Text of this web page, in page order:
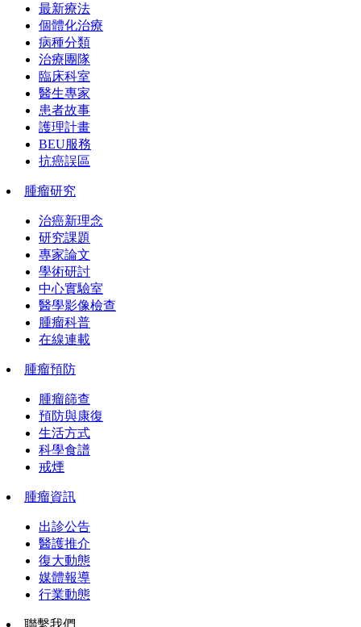
最新療法
個體化治療
病種分類
治療團隊
臨床科室
醫生專家
患者故事
護理計畫
BEU服務
抗癌誤區
腫瘤研究
治癌新理念
研究課題
專家論文
學術研討
中心實驗室
醫學影像檢查
腫瘤科普
在線連載
腫瘤預防
腫瘤篩查
預防與康復
生活方式
科學食譜
戒煙
腫瘤資訊
出診公告
醫護推介
復大動態
媒體報導
行業動態
聯繫我們